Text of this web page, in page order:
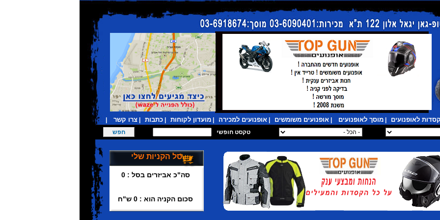
קסדות לאופנועים מוסך לאופנועים אופנועים משומשים אופנועים למכירה מועדון לקוחות כתבות צרו קשר
סל הקניות שלי
סה"כ אביזרים בסל : 0
סכום הקניה הוא : 0 ש"ח